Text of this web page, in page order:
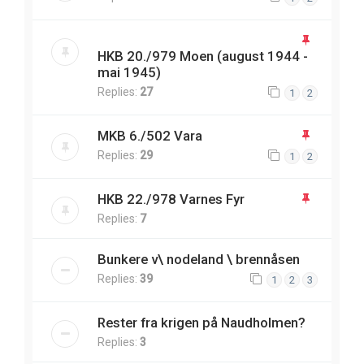
HKB 20./979 Moen (august 1944 -
mai 1945)
Replies: 27 1 2
MKB 6./502 Vara
Replies: 29 1 2
HKB 22./978 Varnes Fyr
Replies: 7
Bunkere v\ nodeland \ brennåsen
Replies: 39 1 2 3
Rester fra krigen på Naudholmen?
Replies: 3